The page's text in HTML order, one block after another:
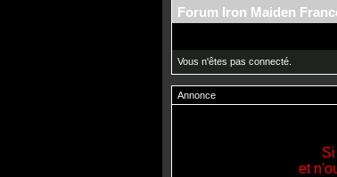
Forum Iron Maiden
Vous n'êtes pas connecté.
Annonce
et